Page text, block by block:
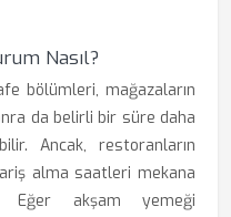
Nasıl?
bölümleri, mağazaların
da belirli bir süre daha
Ancak, restoranların
alma saatleri mekana
Eğer akşam yemeği